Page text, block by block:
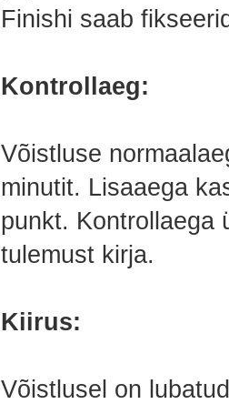
Finishi saab
Kontrollaeg:
Võistluse
minutit. Lisaaega
punkt. Kontrollaega
tulemust kirja.
Kiirus:
Võistlusel on